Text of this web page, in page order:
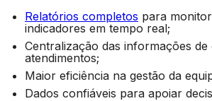
Relatórios completos para
indicadores em tempo real;
Centralização das informações de
atendimentos;
Maior eficiência na gestão da
Dados confiáveis para apoiar